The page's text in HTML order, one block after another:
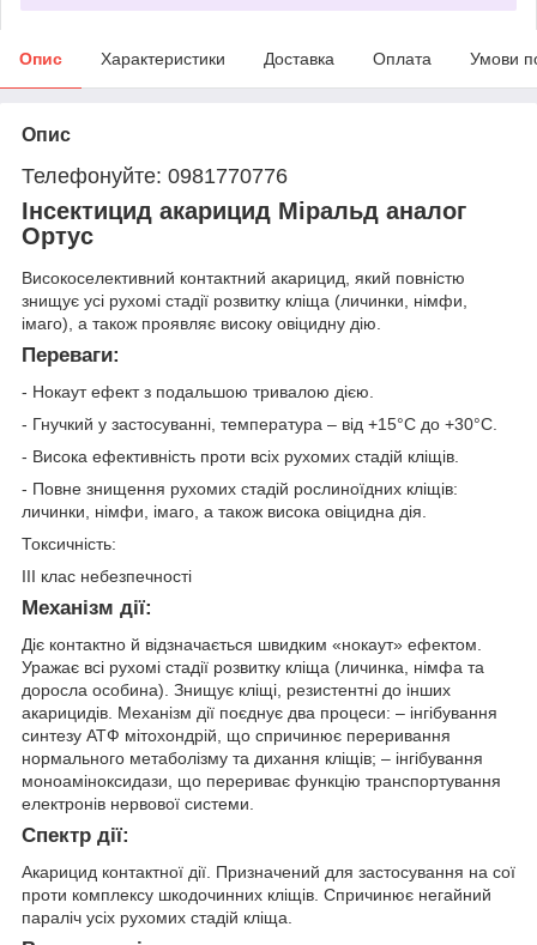
Опис Характеристики Доставка Оплата Умови
Опис
Телефонуйте: 0981770776
Інсектицид акарицид Міральд аналог
Ортус
Високоселективний контактний акарицид, який повністю
знищує усі рухомі стадії розвитку кліща (личинки, німфи,
імаго), а також проявляє високу овіцидну дію.
Переваги:
- Нокаут ефект з подальшою тривалою дією.
- Гнучкий у застосуванні, температура – від +15°С до +30°С.
- Висока ефективність проти всіх рухомих стадій кліщів.
- Повне знищення рухомих стадій рослиноїдних кліщів:
личинки, німфи, імаго, а також висока овіцидна дія.
Токсичність:
ІІІ клас небезпечності
Механізм дії:
Діє контактно й відзначається швидким «нокаут» ефектом.
Уражає всі рухомі стадії розвитку кліща (личинка, німфа та
доросла особина). Знищує кліщі, резистентні до інших
акарицидів. Механізм дії поєднує два процеси: – інгібування
синтезу АТФ мітохондрій, що спричинює переривання
нормального метаболізму та дихання кліщів; – інгібування
моноаміноксидази, що перериває функцію транспортування
електронів нервової системи.
Спектр дії:
Акарицид контактної дії. Призначений для застосування на сої
проти комплексу шкодочинних кліщів. Спричинює негайний
параліч усіх рухомих стадій кліща.